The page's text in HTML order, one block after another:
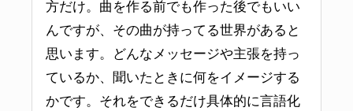
方だけ。曲を作る前でも作った後でもいい
んですが、その曲が持ってる世界があると
思います。どんなメッセージや主張を持っ
ているか、聞いたときに何をイメージする
かです。それをできるだけ具体的に言語化